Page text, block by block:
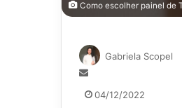
Como escolher painel de
Gabriela Scopel
Mande
e-
04/12/2022